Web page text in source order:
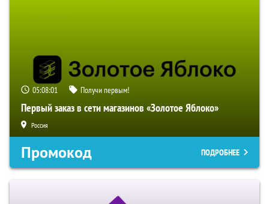
05:08:00 Получи первым!
Первый заказ в сети магазинов «Золотое Яблоко»
Россия
Промокод ПОДРОБНЕЕ